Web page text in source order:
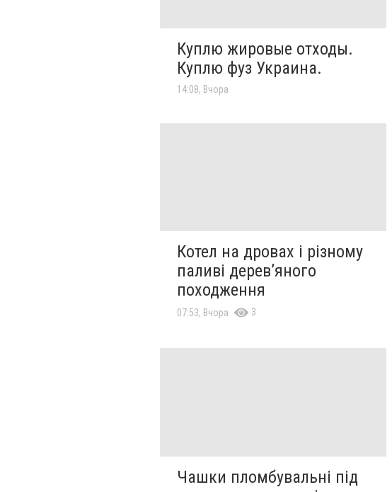
Куплю жировые отходы.
Куплю фуз Украина.
14:08, Вчора
Котел на дровах і різному
паливі дерев’яного
походження
07:53, Вчора 3
Чашки пломбувальні під